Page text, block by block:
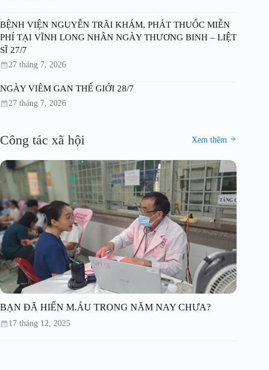
BỆNH VIỆN NGUYỄN TRÃI KHÁM, PHÁT THUỐC MIỄN
PHÍ TẠI VĨNH LONG NHÂN NGÀY THƯƠNG BINH – LIỆT
SĨ 27/7
27 tháng 7, 2026
NGÀY VIÊM GAN THẾ GIỚI 28/7
27 tháng 7, 2026
Công tác xã hội Xem thêm
BẠN ĐÃ HIẾN M.ÁU TRONG NĂM NAY CHƯA?
17 tháng 12, 2025